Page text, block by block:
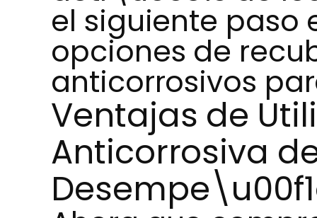
el siguiente paso
opciones de
anticorrosivos
Ventajas de
Anticorrosiva